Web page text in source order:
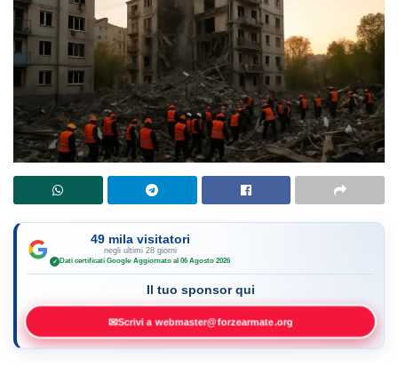
49 mila visitatori
negli ultimi 28 giorni
✓ Dati certificati Google·Aggiornato al 06 Agosto 2026
Il tuo sponsor qui
✉Scrivi a webmaster@forzearmate.org